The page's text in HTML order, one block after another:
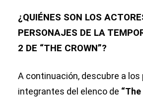
¿QUIÉNES SON LOS
PERSONAJES DE LA
2 DE “THE CROWN”?
A continuación, descubre a los
integrantes del elenco de “The